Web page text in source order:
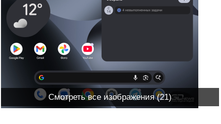
Смотреть все изображения (21)